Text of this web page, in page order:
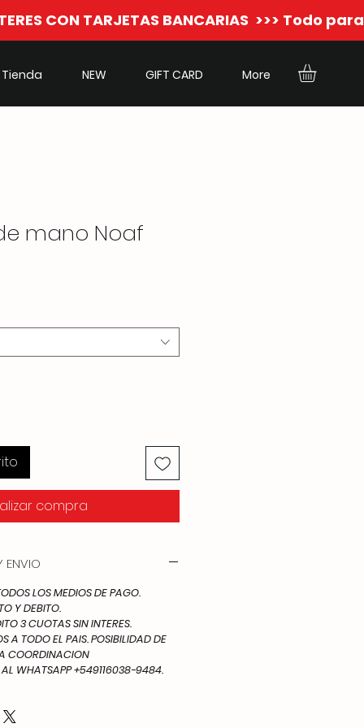
Tienda NEW GIFT CARD More
mano Noaf
compra
ENVIO
LOS MEDIOS DE PAGO.
Y DEBITO.
3 CUOTAS SIN INTERES.
A TODO EL PAIS. POSIBILIDAD DE
COORDINACION
WHATSAPP +549116038-9484.